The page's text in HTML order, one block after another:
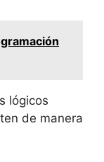
lógicos
de manera